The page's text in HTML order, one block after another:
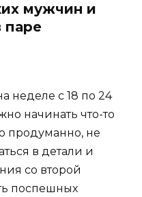
мужчин и
паре
неделе с 18 по 24
начинать что-то
продуманно, не
в детали и
со второй
поспешных